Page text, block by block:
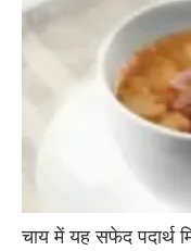
चाय में यह सफेद पदार्थ